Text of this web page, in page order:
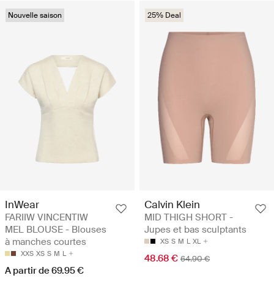
Nouvelle saison
InWear
FARIIW VINCENTIW
MEL BLOUSE - Blouses
à manches courtes
XXS XS S M L
A partir de 69.95 €
25% Deal
Calvin Klein
MID THIGH SHORT -
Jupes et bas sculptants
XS S M L XL
48.68 € 64.90 €